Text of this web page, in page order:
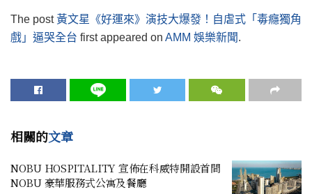
The post 黃文星《好運來》演技大爆發！自虐式「毒癮獨角
戲」逼哭全台 first appeared on AMM 娛樂新聞.
相關的文章
NOBU HOSPITALITY 宣佈在科威特開設首間
NOBU 豪華服務式公寓及餐廳